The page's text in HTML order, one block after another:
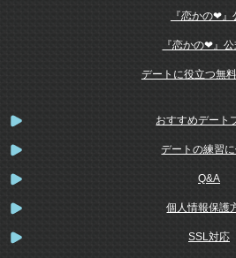
『恋かの❤』
『恋かの❤』
デートに役立つ無
おすすめデート
デートの練習に
Q&A
個人情報保護
SSL対応